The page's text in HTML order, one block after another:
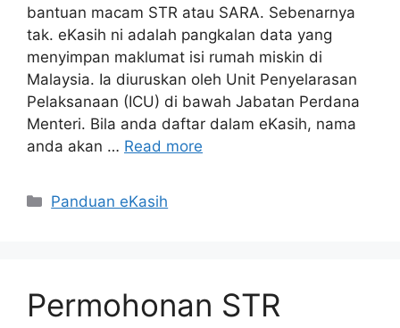
bantuan macam STR atau SARA. Sebenarnya
tak. eKasih ni adalah pangkalan data yang
menyimpan maklumat isi rumah miskin di
Malaysia. Ia diuruskan oleh Unit Penyelarasan
Pelaksanaan (ICU) di bawah Jabatan Perdana
Menteri. Bila anda daftar dalam eKasih, nama
anda akan … Read more
Categories
Panduan eKasih
Permohonan STR